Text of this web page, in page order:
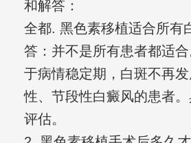
和解答：
全都. 黑色素移植适合所有
答：并不是所有患者都适
于病情稳定期，白斑不再
性、节段性白癜风的患者
评估。